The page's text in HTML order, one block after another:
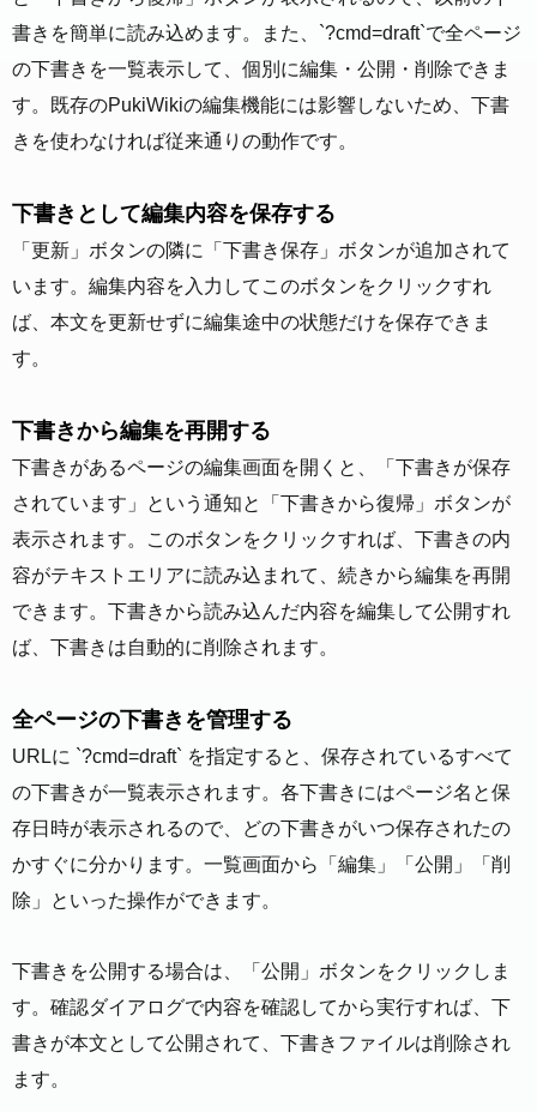
書きを簡単に読み込めます。また、`?cmd=draft`で全ページ
の下書きを一覧表示して、個別に編集・公開・削除できま
す。既存のPukiWikiの編集機能には影響しないため、下書
きを使わなければ従来通りの動作です。
下書きとして編集内容を保存する
「更新」ボタンの隣に「下書き保存」ボタンが追加されて
います。編集内容を入力してこのボタンをクリックすれ
ば、本文を更新せずに編集途中の状態だけを保存できま
す。
下書きから編集を再開する
下書きがあるページの編集画面を開くと、「下書きが保存
されています」という通知と「下書きから復帰」ボタンが
表示されます。このボタンをクリックすれば、下書きの内
容がテキストエリアに読み込まれて、続きから編集を再開
できます。下書きから読み込んだ内容を編集して公開すれ
ば、下書きは自動的に削除されます。
全ページの下書きを管理する
URLに `?cmd=draft` を指定すると、保存されているすべて
の下書きが一覧表示されます。各下書きにはページ名と保
存日時が表示されるので、どの下書きがいつ保存されたの
かすぐに分かります。一覧画面から「編集」「公開」「削
除」といった操作ができます。
下書きを公開する場合は、「公開」ボタンをクリックしま
す。確認ダイアログで内容を確認してから実行すれば、下
書きが本文として公開されて、下書きファイルは削除され
ます。